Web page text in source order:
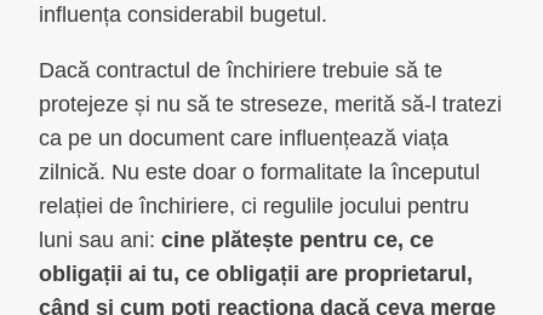
influența considerabil bugetul.
Dacă contractul de închiriere trebuie să te
protejeze și nu să te streseze, merită să-l tratezi
ca pe un document care influențează viața
zilnică. Nu este doar o formalitate la începutul
relației de închiriere, ci regulile jocului pentru
luni sau ani: cine plătește pentru ce, ce
obligații ai tu, ce obligații are proprietarul,
când și cum poți reacționa dacă ceva merge